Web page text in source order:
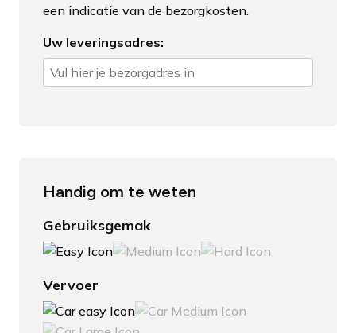
een indicatie van de bezorgkosten.
Uw leveringsadres:
Handig om te weten
Gebruiksgemak
Vervoer